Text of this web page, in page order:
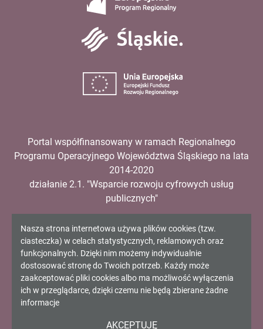
Europejska
Portal współfinansowany w ramach Regionalnego
Programu Operacyjnego Województwa Śląskiego na lata
2014-2020
działanie 2.1. "Wsparcie rozwoju cyfrowych usług
publicznych"
Copyright 2024. All rights reserved.
Informacja
o
cookies!
Nasza strona internetowa używa plików cookies (tzw.
ciasteczka) w celach statystycznych, reklamowych oraz
funkcjonalnych. Dzięki nim możemy indywidualnie
dostosować stronę do Twoich potrzeb. Każdy może
zaakceptować pliki cookies albo ma możliwość wyłączenia
ich w przeglądarce, dzięki czemu nie będą zbierane żadne
informacje
AKCEPTUJĘ